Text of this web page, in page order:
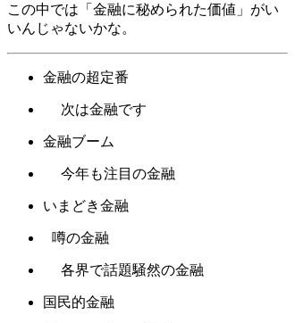
この中では「金融に秘められた価値」がい
いんじゃないかな。
金融の超定番
次は金融です
金融ブーム
今年も注目の金融
いまどき金融
噂の金融
各界で話題騒然の金融
国民的金融